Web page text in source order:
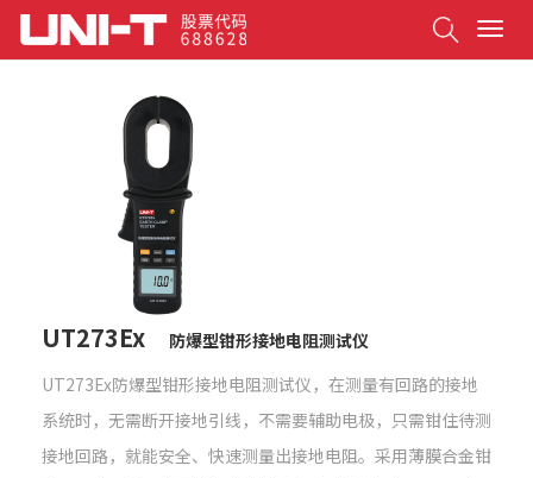
T
o
UT273Ex
防爆型钳形接地电阻测试仪
UT273Ex防爆型钳形接地电阻测试仪，在测量有回路的接地
系统时，无需断开接地引线，不需要辅助电极，只需钳住待测
接地回路，就能安全、快速测量出接地电阻。采用薄膜合金钳